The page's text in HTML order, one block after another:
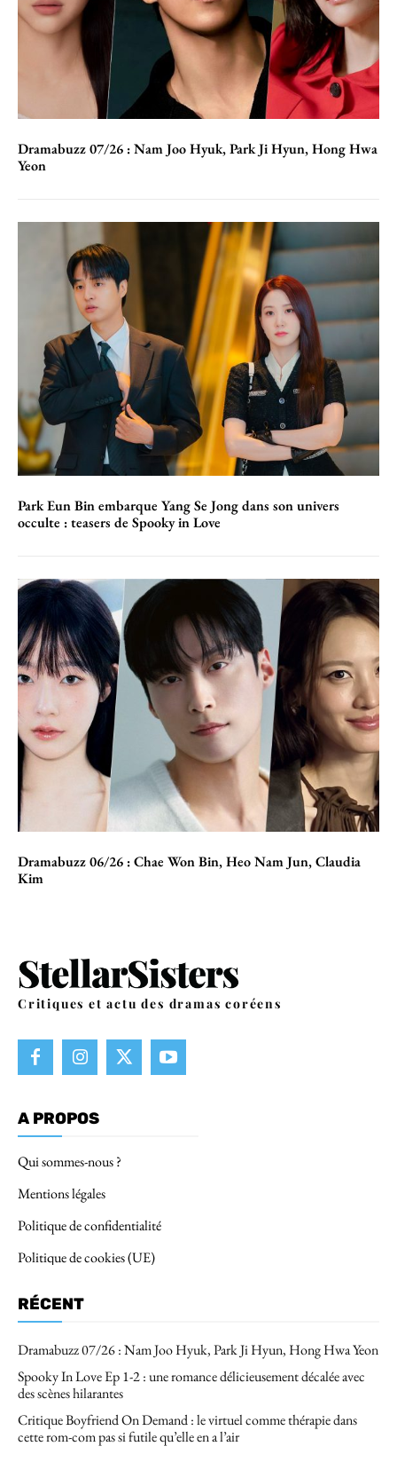
Dramabuzz 07/26 : Nam Joo Hyuk, Park Ji Hyun, Hong Hwa
Yeon
Park Eun Bin embarque Yang Se Jong dans son univers
occulte : teasers de Spooky in Love
Dramabuzz 06/26 : Chae Won Bin, Heo Nam Jun, Claudia
Kim
Critiques et actu des dramas coréens
A PROPOS
Qui sommes-nous ?
Mentions légales
Politique de confidentialité
Politique de cookies (UE)
RÉCENT
Dramabuzz 07/26 : Nam Joo Hyuk, Park Ji Hyun, Hong Hwa Yeon
Spooky In Love Ep 1-2 : une romance délicieusement décalée avec
des scènes hilarantes
Critique Boyfriend On Demand : le virtuel comme thérapie dans
cette rom-com pas si futile qu’elle en a l’air